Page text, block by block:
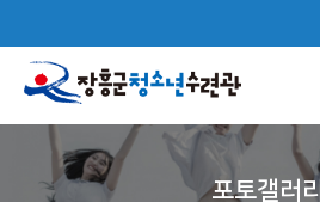
포토갤러리